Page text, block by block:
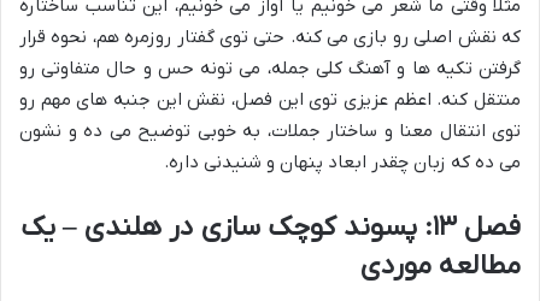
مثلاً وقتی ما شعر می خونیم یا آواز می خونیم، این تناسب ساختاره
که نقش اصلی رو بازی می کنه. حتی توی گفتار روزمره هم، نحوه قرار
گرفتن تکیه ها و آهنگ کلی جمله، می تونه حس و حال متفاوتی رو
منتقل کنه. اعظم عزیزی توی این فصل، نقش این جنبه های مهم رو
توی انتقال معنا و ساختار جملات، به خوبی توضیح می ده و نشون
می ده که زبان چقدر ابعاد پنهان و شنیدنی داره.
فصل ۱۳: پسوند کوچک سازی در هلندی – یک
مطالعه موردی